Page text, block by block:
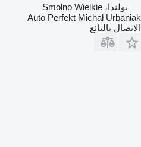
بولندا، Smolno Wielkie
Auto Perfekt Michał Urbaniak
الاتصال بالبائع